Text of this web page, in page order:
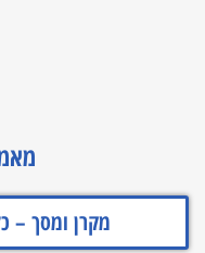
מקרן ומסך –